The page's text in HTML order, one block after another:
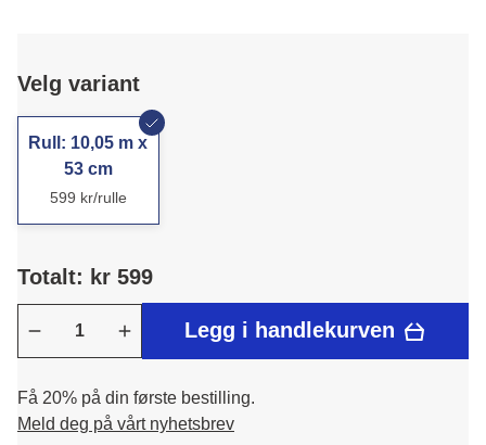
Velg variant
Rull: 10,05 m x
53 cm
599 kr/rulle
Totalt: kr 599
Legg i handlekurven
Få 20% på din første bestilling.
Meld deg på vårt nyhetsbrev